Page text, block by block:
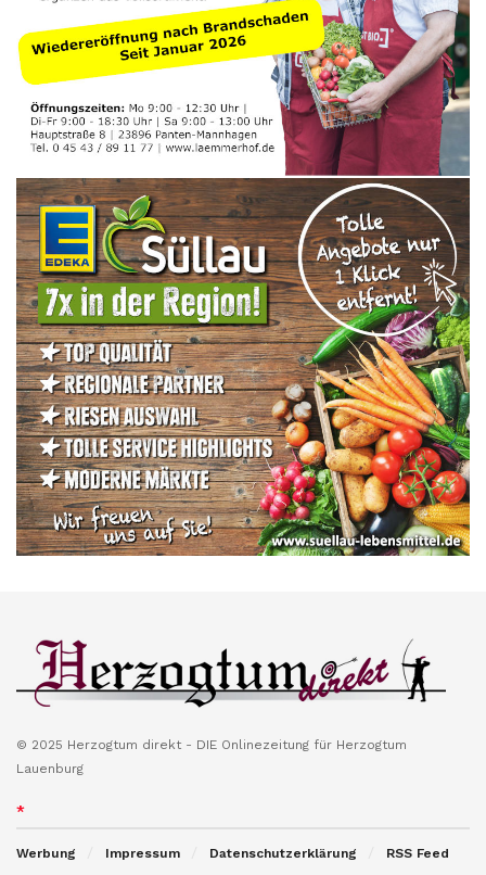
© 2025 Herzogtum direkt - DIE Onlinezeitung für Herzogtum
Lauenburg
*
Werbung Impressum Datenschutzerklärung RSS Feed